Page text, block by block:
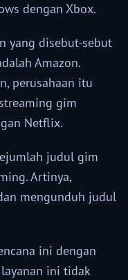
dengan Xbox.
yang disebut-sebut
Amazon.
perusahaan itu
gim
Netflix.
judul gim
Artinya,
mengunduh judul
ini dengan
ini tidak